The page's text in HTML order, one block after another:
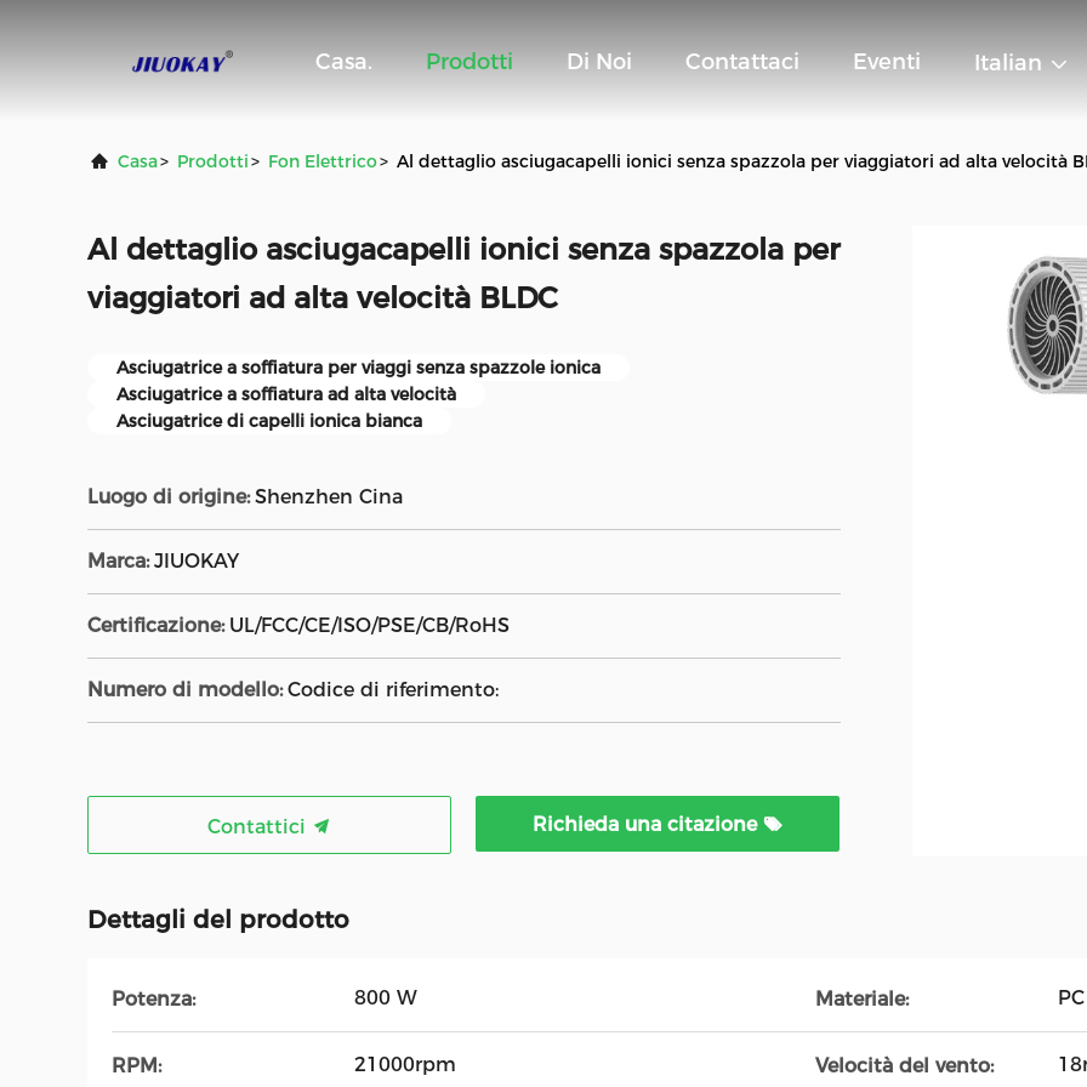
Casa. Prodotti Di Noi Contattaci Eventi Italian
Casa> Prodotti> Fon Elettrico> Al dettaglio asciugacapelli ionici senza spazzola per viaggiatori ad alta velocità
Al dettaglio asciugacapelli ionici senza spazzola per
viaggiatori ad alta velocità BLDC
Asciugatrice a soffiatura per viaggi senza spazzole ionica
Asciugatrice a soffiatura ad alta velocità
Asciugatrice di capelli ionica bianca
Luogo di origine: Shenzhen Cina
Marca: JIUOKAY
Certificazione: UL/FCC/CE/ISO/PSE/CB/RoHS
Numero di modello: Codice di riferimento:
Contattici Richieda una citazione
Dettagli del prodotto
Potenza: 800 W Materiale: PC
RPM: 21000rpm Velocità del vento: